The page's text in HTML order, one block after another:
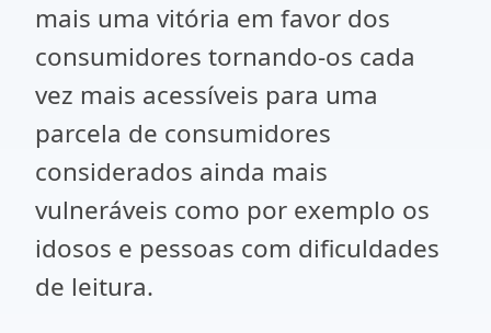
mais uma vitória em favor dos
consumidores tornando-os cada
vez mais acessíveis para uma
parcela de consumidores
considerados ainda mais
vulneráveis como por exemplo os
idosos e pessoas com dificuldades
de leitura.